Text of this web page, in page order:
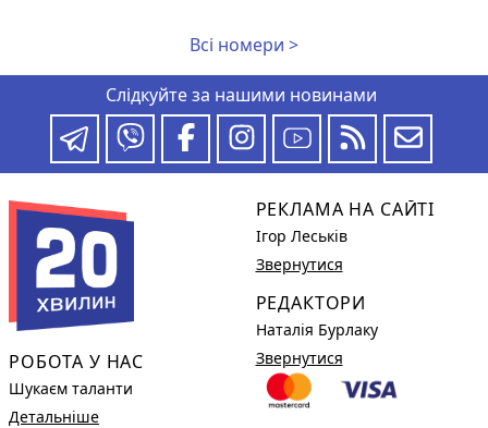
Всі номери >
Слідкуйте за нашими новинами
РОБОТА У НАС
Шукаєм таланти
Детальніше
РЕКЛАМА НА САЙТІ
Ігор Леськів
Звернутися
РЕДАКТОРИ
Наталія Бурлаку
Звернутися